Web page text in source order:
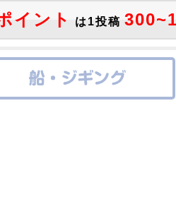
イント は1投稿